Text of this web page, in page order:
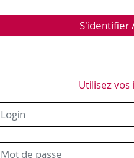
S'identifier
Utilisez